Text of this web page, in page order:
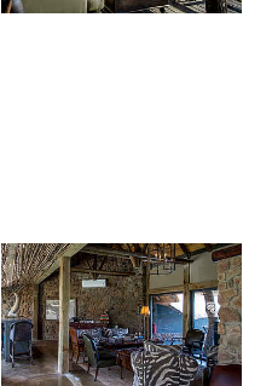
Show larger version